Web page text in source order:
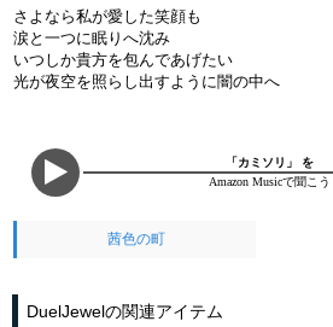
さよなら私が愛した笑顔も
涙と一つに眠りへ沈み
いつしか貴方を包んであげたい
光が夜空を照らし出すように闇の中へ
「カミソリ」 を
Amazon Musicで聞こう
茜色の町
DuelJewelの関連アイテム